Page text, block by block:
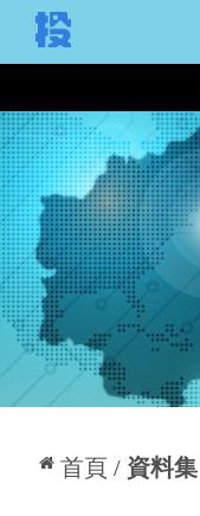
首頁 資料集